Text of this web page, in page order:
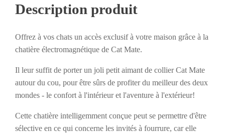
électromagnétique
Description produit
Offrez à vos chats un accès exclusif à votre maison grâce à la
chatière électromagnétique de Cat Mate.
Il leur suffit de porter un joli petit aimant de collier Cat Mate
autour du cou, pour être sûrs de profiter du meilleur des deux
mondes - le confort à l'intérieur et l'aventure à l'extérieur!
Cette chatière intelligemment conçue peut se permettre d'être
sélective en ce qui concerne les invités à fourrure, car elle